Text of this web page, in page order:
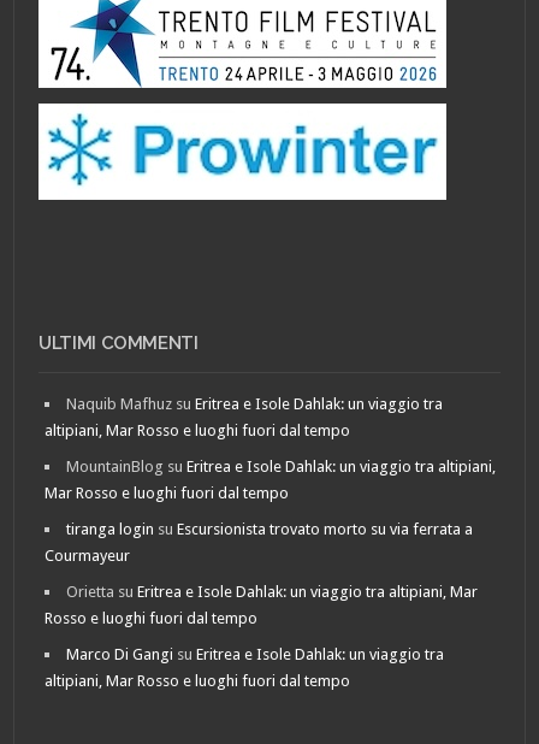
ULTIMI COMMENTI
Naquib Mafhuz suEritrea e Isole Dahlak: un viaggio tra
altipiani, Mar Rosso e luoghi fuori dal tempo
MountainBlog suEritrea e Isole Dahlak: un viaggio tra altipiani,
Mar Rosso e luoghi fuori dal tempo
tiranga login suEscursionista trovato morto su via ferrata a
Courmayeur
Orietta suEritrea e Isole Dahlak: un viaggio tra altipiani, Mar
Rosso e luoghi fuori dal tempo
Marco Di Gangi suEritrea e Isole Dahlak: un viaggio tra
altipiani, Mar Rosso e luoghi fuori dal tempo